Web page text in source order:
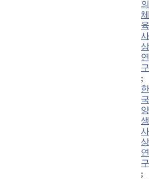
의
체
육
사
상
연
구
;
한
국
양
생
사
상
연
구
;